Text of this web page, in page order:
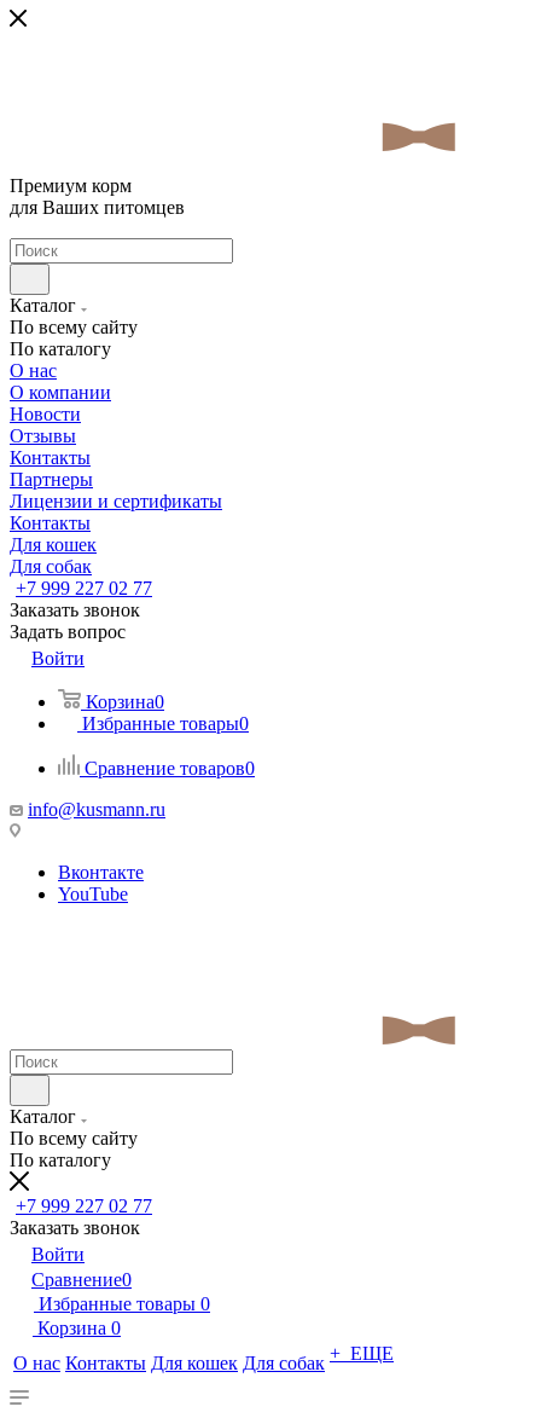
Премиум корм
для Ваших питомцев
Каталог
По всему сайту
По каталогу
О нас
О компании
Новости
Отзывы
Контакты
Партнеры
Лицензии и сертификаты
Контакты
Для кошек
Для собак
+7 999 227 02 77
Заказать звонок
Задать вопрос
Войти
Корзина0
Избранные товары0
Сравнение товаров0
info@kusmann.ru
Вконтакте
YouTube
Каталог
По всему сайту
По каталогу
+7 999 227 02 77
Заказать звонок
Войти
Сравнение0
Избранные товары 0
Корзина 0
О нас Контакты Для кошек Для собак + ЕЩЕ